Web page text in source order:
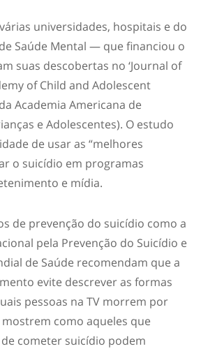
universidades, hospitais e do
Saúde Mental — que financiou o
suas descobertas no ‘Journal of
of Child and Adolescent
Academia Americana de
e Adolescentes). O estudo
de usar as “melhores
o suicídio em programas
e mídia.
de prevenção do suicídio como a
pela Prevenção do Suicídio e
de Saúde recomendam que a
evite descrever as formas
pessoas na TV morrem por
como aqueles que
cometer suicídio podem